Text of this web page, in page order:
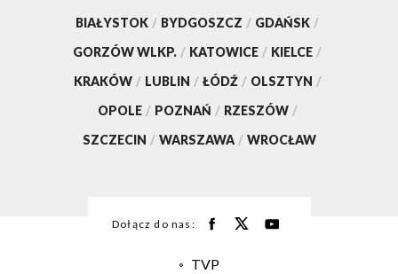
BIAŁYSTOK / BYDGOSZCZ / GDAŃSK /
GORZÓW WLKP. / KATOWICE / KIELCE /
KRAKÓW / LUBLIN / ŁÓDŹ / OLSZTYN /
OPOLE / POZNAŃ / RZESZÓW /
SZCZECIN / WARSZAWA / WROCŁAW
Dołącz do nas:
TVP